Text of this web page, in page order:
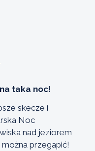
taka noc!
skecze i
Noc
nad jeziorem
przegapić!